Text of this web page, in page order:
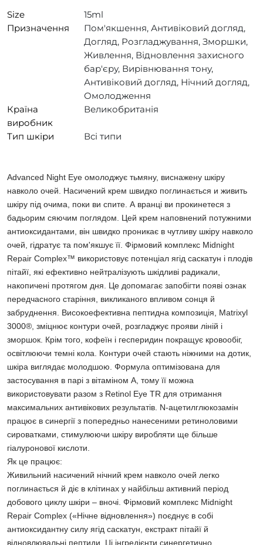
Size
15ml
Призначення
Пом'якшення, Антивіковий догляд,
Догляд, Розгладжування, Зморшки,
Живлення, Відновлення захисного
бар'єру, Вирівнювання тону,
Антивіковий догляд, Нічний догляд,
Омолодження
Країна
виробник
Великобританія
Тип шкіри Всі типи
Advanced Night Eye омолоджує тьмяну, виснажену шкіру
навколо очей. Насичений крем швидко поглинається и живить
шкіру під очима, поки ви спите. А вранці ви прокинетеся з
бадьорим сяючим поглядом. Цей крем наповнений потужними
антиоксидантами, він швидко проникає в чутливу шкіру навколо
очей, гідратує та пом'якшує її. Фірмовий комплекс Midnight
Repair Complex™ використовує потенціал ягід саскатун і плодів
пітайї, які ефективно нейтралізують шкідливі радикали,
накопичені протягом дня. Це допомагає запобігти появі ознак
передчасного старіння, викликаного впливом сонця й
забруднення. Високоефективна пептидна композиція, Matrixyl
3000®, зміцнює контури очей, розгладжує прояви ліній і
зморшок. Крім того, кофеїн і гесперидин покращує кровообіг,
освітлюючи темні кола. Контури очей стають ніжними на дотик,
шкіра виглядає молодшою. Формула оптимізована для
застосування в парі з вітаміном А, тому її можна
використовувати разом з Retinol Eye TR для отримання
максимальних антивікових результатів. N-ацетилглюкозамін
працює в синергії з попередньо нанесеними ретиноловими
сироватками, стимулюючи шкіру виробляти ще більше
гіалуронової кислоти.
Як це працює:
Живильний насичений нічний крем навколо очей легко
поглинається й діє в клітинах у найбільш активний період
добового циклу шкіри – вночі. Фірмовий комплекс Midnight
Repair Complex («Нічне відновлення») поєднує в собі
антиоксидантну силу ягід саскатун, екстракт пітайї й
відновлювальні пептиди. Ці інгредієнти синергетично